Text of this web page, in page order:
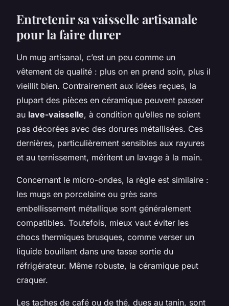
Entretenir sa vaisselle artisanale
pour la faire durer
Un mug artisanal, c’est un peu comme un
vêtement de qualité : plus on en prend soin, plus il
vieillit bien. Contrairement aux idées reçues, la
plupart des pièces en céramique peuvent passer
au lave-vaisselle, à condition qu’elles ne soient
pas décorées avec des dorures métallisées. Ces
dernières, particulièrement sensibles aux rayures
et au ternissement, méritent un lavage à la main.
Concernant le micro-ondes, la règle est similaire :
les mugs en porcelaine ou grès sans
embellissement métallique sont généralement
compatibles. Toutefois, mieux vaut éviter les
chocs thermiques brusques, comme verser un
liquide bouillant dans une tasse sortie du
réfrigérateur. Même robuste, la céramique peut
craquer.
Les taches de café ou de thé, dues au tanin, sont